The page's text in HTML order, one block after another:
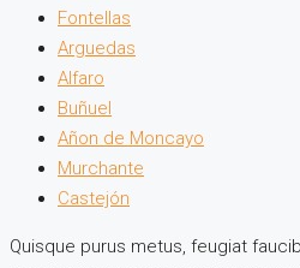
Fontellas
Arguedas
Alfaro
Buñuel
Añon de Moncayo
Murchante
Castejón
Quisque purus metus, feugiat